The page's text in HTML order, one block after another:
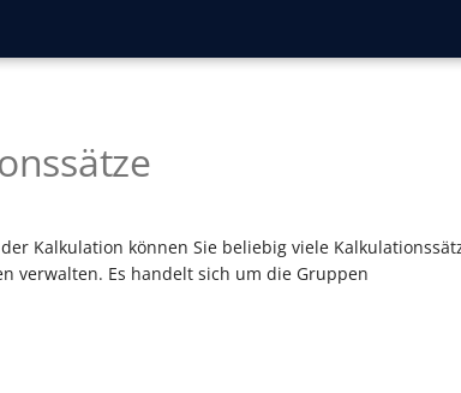
Kalkulation können Sie beliebig viele
verwalten. Es handelt sich um die Gruppen